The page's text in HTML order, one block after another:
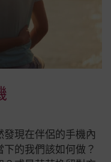
現在伴侶的手機內
的我們該如何做？